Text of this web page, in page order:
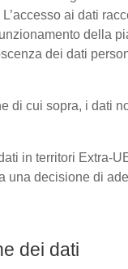
ai dati
della
dei dati
di cui sopra, i dati
in territori Extra-
una decisione di
dei dati